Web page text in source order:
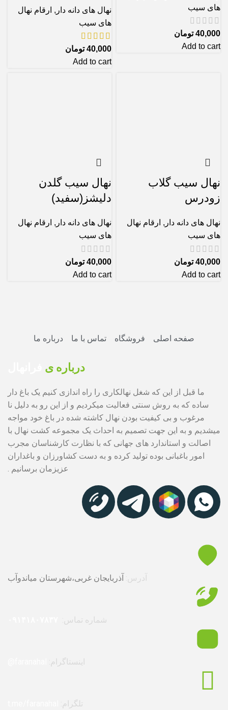
های سیب
40,000 تومان
Add to cart
نهال های دانه دار , ارقام نهال
های سیب
40,000 تومان
Add to cart
نهال سیب گلاب
زودرس
نهال های دانه دار , ارقام نهال
های سیب
40,000 تومان
Add to cart
نهال سیب گلدن
دلیشز(سفید)
نهال های دانه دار , ارقام نهال
های سیب
40,000 تومان
Add to cart
صفحه اصلی فروشگاه تماس با ما درباره ما
درباره ی
ما قبل از این که شغل نهالکاری را راه اندازی کنیم یک باغ دار
ساده که به روش سنتی فعالیت میکردیم و از این رو به دلیل نا
مرغوب و بی کیفیت بودن نهال کاشته شده در باغ خود مواجه
میشدیم و به این جهت تصمیم به احداث یک مجموعه کشت نهال با
اصالت و استاندارد های جهانی که با نظارت کارشناسان مجرب
امور باغبانی بوده تولید کرده و به دست کشاورزان و باغداران
عزیزمان برسانیم .
آدرس: آذربایجان غربی،شهرستان میاندوآب
شماره تماس:
اینستاگرام:
تلگرام: